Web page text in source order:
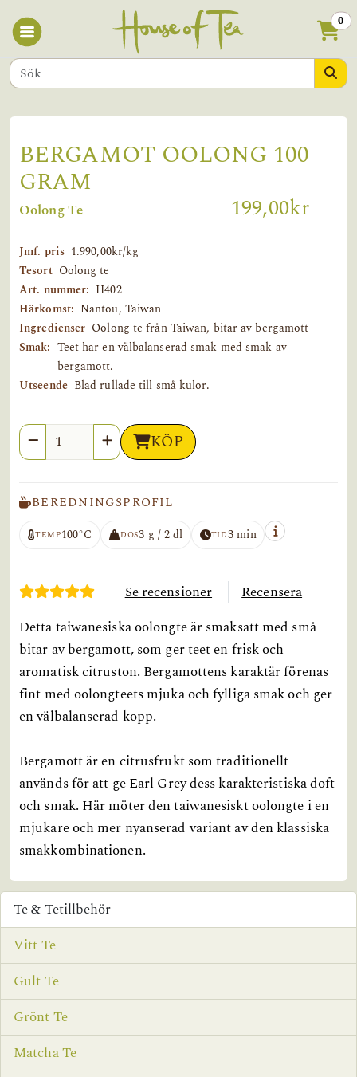
0
BERGAMOT OOLONG 100
GRAM
Oolong Te 199,00kr
Jmf. pris 1.990,00kr/kg
Tesort Oolong te
Art. nummer: H402
Härkomst: Nantou, Taiwan
Ingredienser Oolong te från Taiwan, bitar av bergamott
Smak: Teet har en välbalanserad smak med smak av
bergamott.
Utseende Blad rullade till små kulor.
Antal KÖP
BEREDNINGSPROFIL
TEMP100°C DOS3 g / 2 dl TID3 min
Se recensioner
Recensera
Detta taiwanesiska oolongte är smaksatt med små
bitar av bergamott, som ger teet en frisk och
aromatisk citruston. Bergamottens karaktär förenas
fint med oolongteets mjuka och fylliga smak och ger
en välbalanserad kopp.
Bergamott är en citrusfrukt som traditionellt
används för att ge Earl Grey dess karakteristiska doft
och smak. Här möter den taiwanesiskt oolongte i en
mjukare och mer nyanserad variant av den klassiska
smakkombinationen.
Te & Tetillbehör
Vitt Te
Gult Te
Grönt Te
Matcha Te